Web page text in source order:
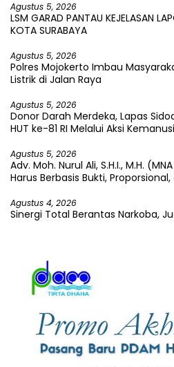
Agustus 5, 2026
LSM GARAD PANTAU KEJELASAN
KOTA SURABAYA
Agustus 5, 2026
Polres Mojokerto Imbau
Listrik di Jalan Raya
Agustus 5, 2026
Donor Darah Merdeka, Lapas
HUT ke-81 RI Melalui Aksi
Agustus 5, 2026
Adv. Moh. Nurul Ali, S.H.I., M.H.
Harus Berbasis Bukti,
Agustus 4, 2026
Sinergi Total Berantas Narkoba,